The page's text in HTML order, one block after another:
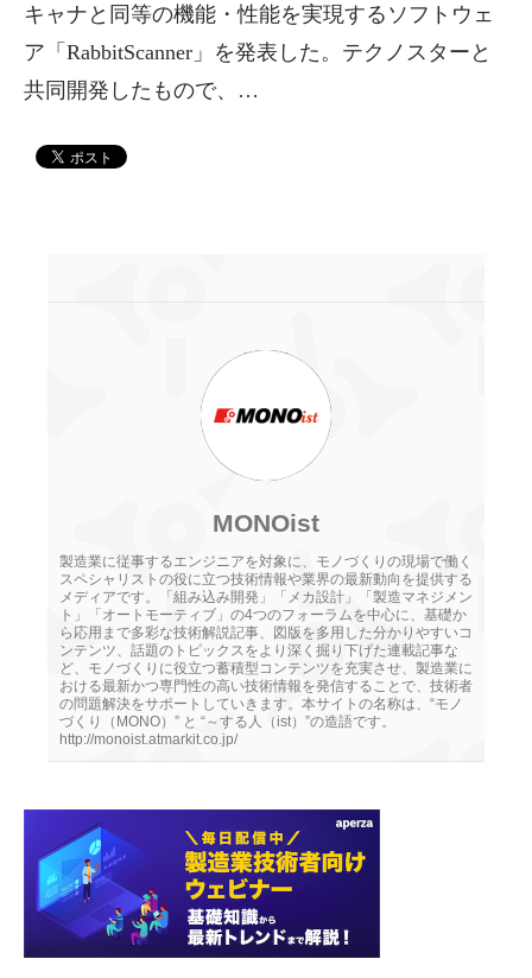
キャナと同等の機能・性能を実現するソフトウェ
ア「RabbitScanner」を発表した。テクノスターと
共同開発したもので、…
MONOist
製造業に従事するエンジニアを対象に、モノづくりの現場で働く
スペシャリストの役に立つ技術情報や業界の最新動向を提供する
メディアです。「組み込み開発」「メカ設計」「製造マネジメン
ト」「オートモーティブ」の4つのフォーラムを中心に、基礎か
ら応用まで多彩な技術解説記事、図版を多用した分かりやすいコ
ンテンツ、話題のトピックスをより深く掘り下げた連載記事な
ど、モノづくりに役立つ蓄積型コンテンツを充実させ、製造業に
おける最新かつ専門性の高い技術情報を発信することで、技術者
の問題解決をサポートしていきます。本サイトの名称は、“モノ
づくり（MONO）” と “～する人（ist）”の造語です。
http://monoist.atmarkit.co.jp/